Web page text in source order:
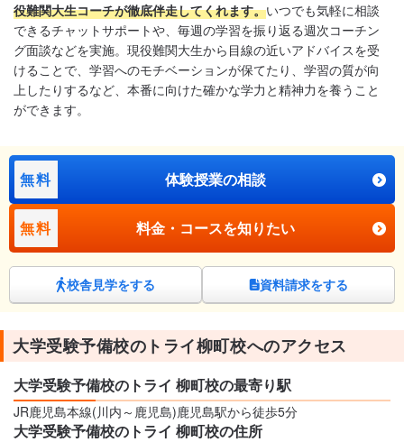
役難関大生コーチが徹底伴走してくれます。いつでも気軽に相談
できるチャットサポートや、毎週の学習を振り返る週次コーチン
グ面談などを実施。現役難関大生から目線の近いアドバイスを受
けることで、学習へのモチベーションが保てたり、学習の質が向
上したりするなど、本番に向けた確かな学力と精神力を養うこと
ができます。
無料 体験授業の相談
無料 料金・コースを知りたい
校舎見学をする 資料請求をする
大学受験予備校のトライ柳町校へのアクセス
大学受験予備校のトライ 柳町校の最寄り駅
JR鹿児島本線(川内～鹿児島)鹿児島駅から徒歩5分
大学受験予備校のトライ 柳町校の住所